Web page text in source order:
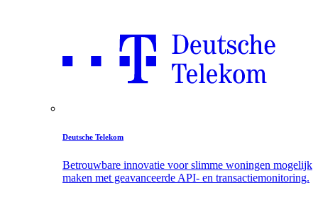
Deutsche Telekom
Betrouwbare innovatie voor slimme woningen mogelijk
maken met geavanceerde API- en transactiemonitoring.